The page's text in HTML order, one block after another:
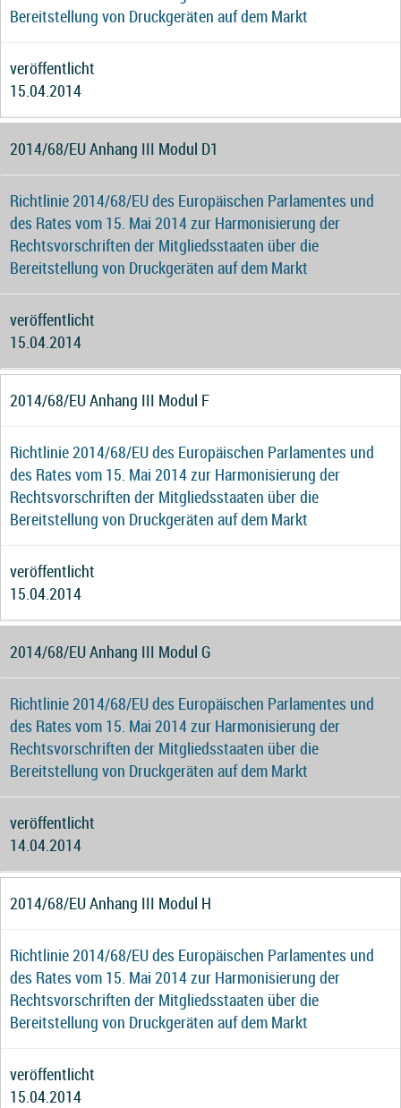
Bereitstellung von Druckgeräten auf dem Markt
veröffentlicht
15.04.2014
2014/68/EU Anhang III Modul D1
Richtlinie 2014/68/EU des Europäischen Parlamentes und
des Rates vom 15. Mai 2014 zur Harmonisierung der
Rechtsvorschriften der Mitgliedsstaaten über die
Bereitstellung von Druckgeräten auf dem Markt
veröffentlicht
15.04.2014
2014/68/EU Anhang III Modul F
Richtlinie 2014/68/EU des Europäischen Parlamentes und
des Rates vom 15. Mai 2014 zur Harmonisierung der
Rechtsvorschriften der Mitgliedsstaaten über die
Bereitstellung von Druckgeräten auf dem Markt
veröffentlicht
15.04.2014
2014/68/EU Anhang III Modul G
Richtlinie 2014/68/EU des Europäischen Parlamentes und
des Rates vom 15. Mai 2014 zur Harmonisierung der
Rechtsvorschriften der Mitgliedsstaaten über die
Bereitstellung von Druckgeräten auf dem Markt
veröffentlicht
14.04.2014
2014/68/EU Anhang III Modul H
Richtlinie 2014/68/EU des Europäischen Parlamentes und
des Rates vom 15. Mai 2014 zur Harmonisierung der
Rechtsvorschriften der Mitgliedsstaaten über die
Bereitstellung von Druckgeräten auf dem Markt
veröffentlicht
15.04.2014